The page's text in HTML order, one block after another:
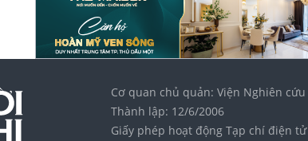
Cơ quan chủ quản: Viện Nghiên
Thành lập: 12/6/2006
Giấy phép hoạt động Tạp chí điện tử